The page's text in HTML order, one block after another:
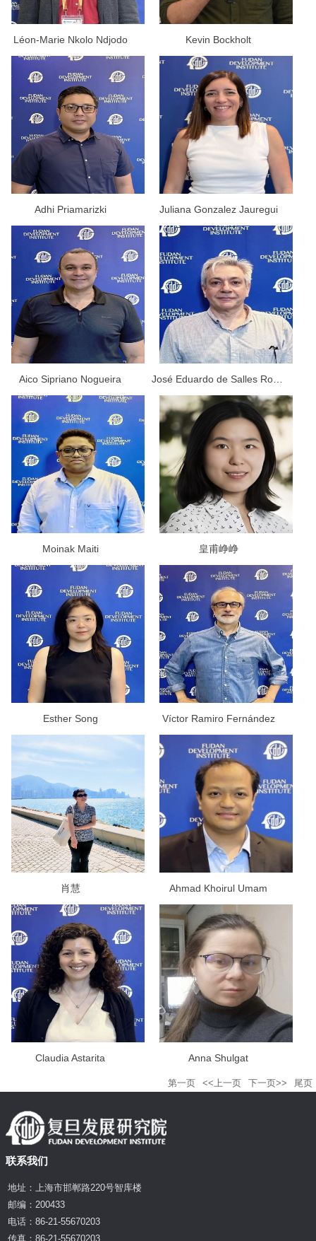
Léon-Marie Nkolo Ndjodo Kevin Bockholt
Adhi Priamarizki Juliana Gonzalez Jauregui
Aico Sipriano Nogueira
Moinak Maiti 皇甫峥峥
Esther Song Víctor Ramiro Fernández
肖慧 Ahmad Khoirul Umam
Claudia Astarita Anna Shulgat
第一页 <<上一页 下一页>> 尾页
联系我们
地址：上海市邯郸路220号智库楼
邮编：200433
电话：86-21-55670203
传真：86-21-55670203